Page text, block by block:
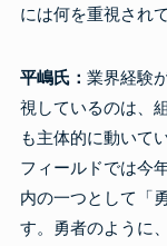
には何を重視され
平嶋氏： 業界経験
視しているのは、
も主体的に動いて
フィールドでは今
内の一つとして「
す。勇者のように